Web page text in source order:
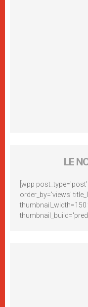
LE
[wpp
order_by='views'